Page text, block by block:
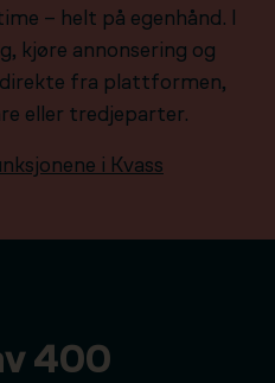
– helt på egenhånd. I
kjøre annonsering og
fra plattformen,
eller tredjeparter.
i Kvass
400